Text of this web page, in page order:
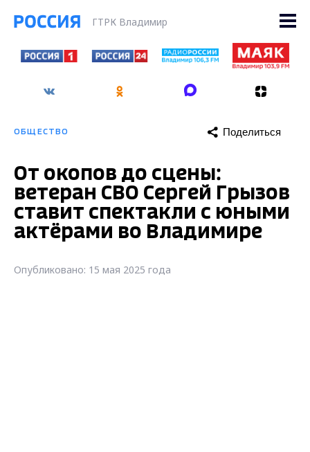
ГТРК Владимир
ОБЩЕСТВО Поделиться
От окопов до сцены:
ветеран СВО Сергей Грызов
ставит спектакли с юными
актёрами во Владимире
Опубликовано: 15 мая 2025 года